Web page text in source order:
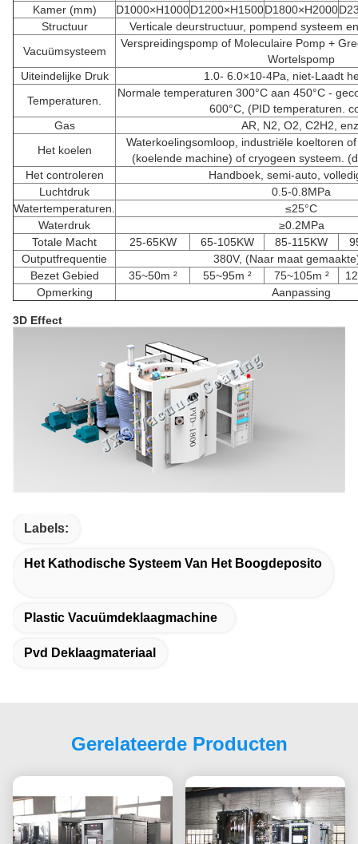
Kamer (mm)
D1000×H1000D1200×H1500D1800×H2000
Structuur
Verticale deurstructuur, pompend systeem
Vacuümsysteem
Verspreidingspomp of Moleculaire Pomp +
Wortelspomp
Uiteindelijke Druk
1.0- 6.0×10-4Pa, niet-Laadt
Temperaturen.
Normale temperaturen 300°C aan 450°C -
600°C, (PID temperaturen.
Gas
AR, N2, O2, C2H2,
Het koelen
Waterkoelingsomloop, industriële koeltoren
(koelende machine) of cryogeen systeem.
Het controleren
Handboek, semi-auto,
Luchtdruk
0.5-0.8MPa
Watertemperaturen.
≤25°C
Waterdruk
≥0.2MPa
Totale Macht
25-65KW 65-105KW 85-115KW
Outputfrequentie
380V, (Naar maat
Bezet Gebied
35~50m ² 55~95m ² 75~105m ²
Opmerking
Aanpassing
3D Effect
Labels:
Het Kathodische Systeem Van Het Boogdeposito
Plastic Vacuümdeklaagmachine
Pvd Deklaagmateriaal
Gerelateerde Producten